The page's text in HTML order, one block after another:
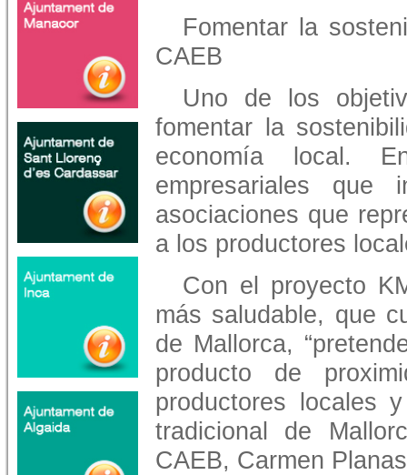
Fomentar la
CAEB
Uno de los
fomentar la
economía local.
empresariales que
asociaciones que
a los productores
Con el proyecto
más saludable, que
de Mallorca,
producto de
productores locales
tradicional de
CAEB, Carmen